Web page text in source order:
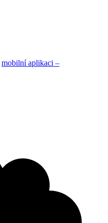
mobilní aplikaci –